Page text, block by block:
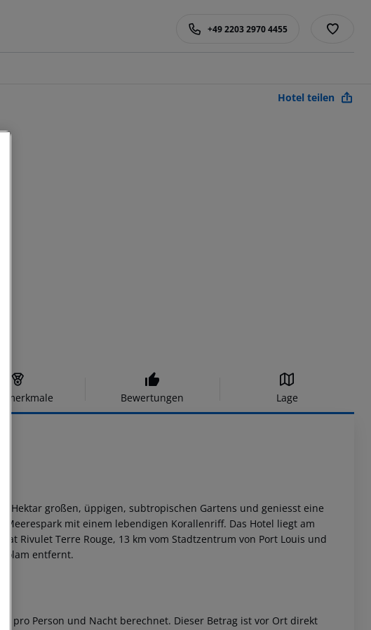
+49 2203 2970 4455
Hotel teilen
Bewertungen Lage
Hektar großen, üppigen, subtropischen Gartens und geniesst eine
mit einem lebendigen Korallenriff. Das Hotel liegt am
Rivulet Terre Rouge, 13 km vom Stadtzentrum von Port Louis und
entfernt.
pro Person und Nacht berechnet. Dieser Betrag ist vor Ort direkt